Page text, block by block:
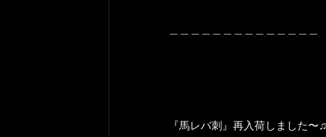
『馬レバ刺』再入荷しました〜♫